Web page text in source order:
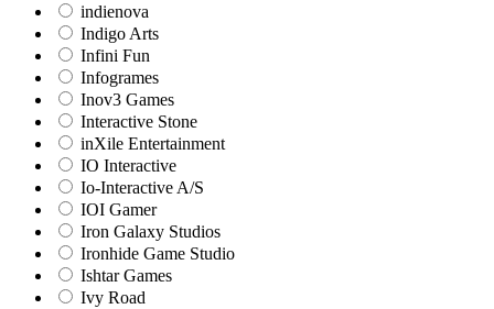
indienova
Indigo Arts
Infini Fun
Infogrames
Inov3 Games
Interactive Stone
inXile Entertainment
IO Interactive
Io-Interactive A/S
IOI Gamer
Iron Galaxy Studios
Ironhide Game Studio
Ishtar Games
Ivy Road